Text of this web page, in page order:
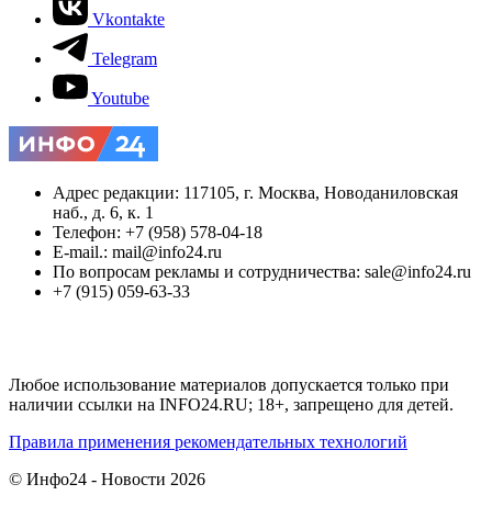
Vkontakte
Telegram
Youtube
Адрес редакции: 117105, г. Москва, Новоданиловская
наб., д. 6, к. 1
Телефон: +7 (958) 578-04-18
E-mail.: mail@info24.ru
По вопросам рекламы и сотрудничества: sale@info24.ru
+7 (915) 059-63-33
Любое использование материалов допускается только при
наличии ссылки на INFO24.RU; 18+, запрещено для детей.
Правила применения рекомендательных технологий
© Инфо24 - Новости 2026